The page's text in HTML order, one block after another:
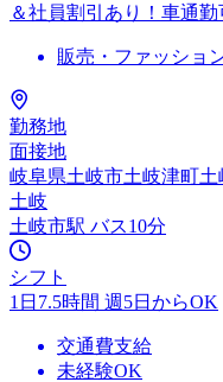
＆社員割引あり！車通
販売・ファッショ
勤務地
面接地
岐阜県土岐市土岐津町
土岐
土岐市駅 バス10分
シフト
1日7.5時間 週5日からOK
交通費支給
未経験OK